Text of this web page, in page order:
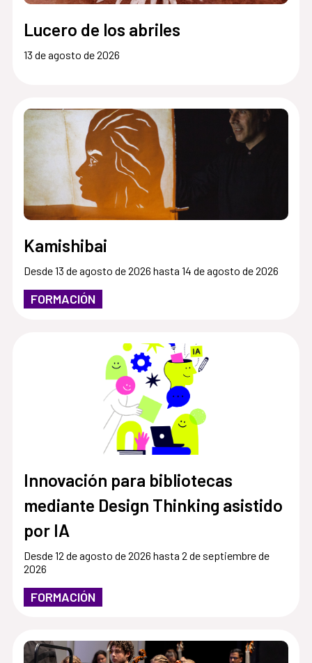
Lucero de los abriles
13 de agosto de 2026
Kamishibai
Desde 13 de agosto de 2026 hasta 14 de agosto de 2026
FORMACIÓN
Innovación para bibliotecas
mediante Design Thinking asistido
por IA
Desde 12 de agosto de 2026 hasta 2 de septiembre de
2026
FORMACIÓN